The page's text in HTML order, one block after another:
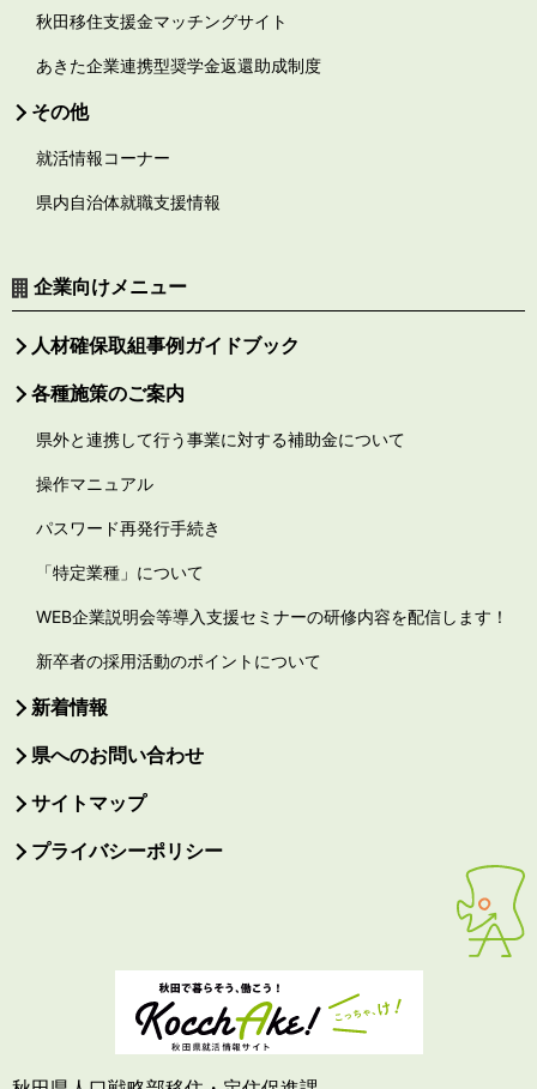
秋田移住支援金マッチングサイト
あきた企業連携型奨学金返還助成制度
その他
就活情報コーナー
県内自治体就職支援情報
企業向けメニュー
人材確保取組事例ガイドブック
各種施策のご案内
県外と連携して行う事業に対する補助金について
操作マニュアル
パスワード再発行手続き
「特定業種」について
WEB企業説明会等導入支援セミナーの研修内容を配信します！
新卒者の採用活動のポイントについて
新着情報
県へのお問い合わせ
サイトマップ
プライバシーポリシー